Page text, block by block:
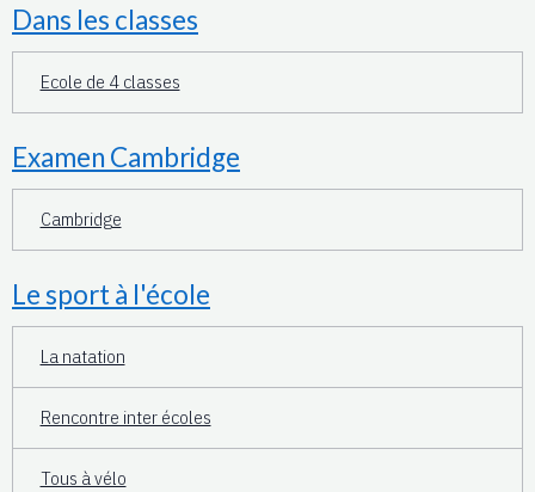
Dans les classes
Ecole de 4 classes
Examen Cambridge
Cambridge
Le sport à l'école
La natation
Rencontre inter écoles
Tous à vélo